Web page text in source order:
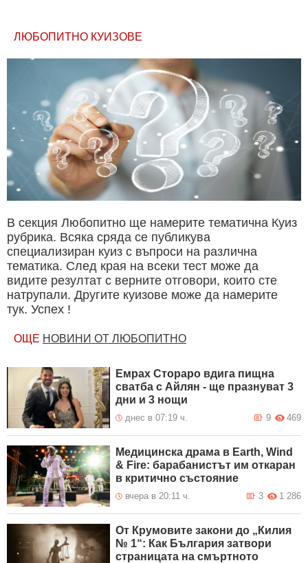
ЛЮБОПИТНО КУИЗОВЕ
В секция Любопитно ще намерите тематична Куиз
рубрика. Всяка сряда се публикува
специализиран куиз с въпроси на различна
тематика. След края на всеки тест може да
видите резултат с верните отговори, които сте
натрупали. Другите куизове може да намерите
тук. Успех !
ОЩЕ НОВИНИ ОТ ЛЮБОПИТНО
Емрах Стораро вдига пищна
сватба с Айлян - ще празнуват 3
дни и 3 нощи
днес в 07:19 ч. 469
9
Медицинска драма в Earth, Wind
& Fire: барабанистът им откаран
в критично състояние
вчера в 20:11 ч. 1 286
3
От Крумовите закони до „Килия
№ 1“: Как България затвори
страницата на смъртното